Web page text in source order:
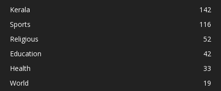
Kerala
142
Sports
116
Religious
52
Education
42
Health
33
World
19